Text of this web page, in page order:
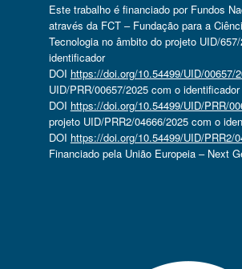
Este trabalho é financiado por Fundos
através da FCT – Fundação para a
Tecnologia no âmbito do projeto UID/
identificador
DOI https://doi.org/10.54499/UID/00657/
UID/PRR/00657/2025 com o identificador
DOI https://doi.org/10.54499/UID/PRR/
projeto UID/PRR2/04666/2025 com o
DOI https://doi.org/10.54499/UID/PRR2/
Financiado pela União Europeia – Next